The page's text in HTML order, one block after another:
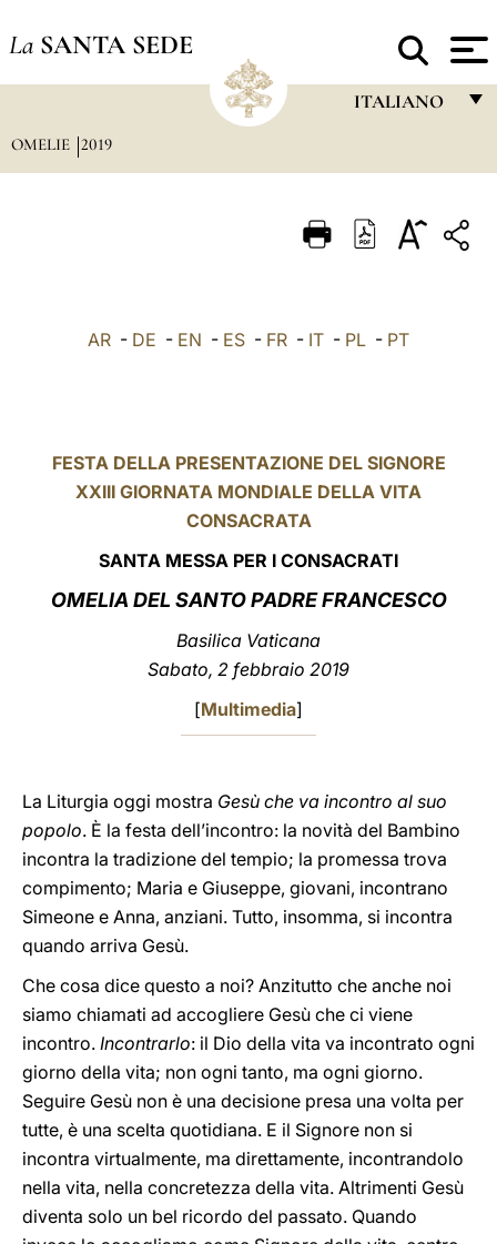
La SANTA SEDE
ITALIANO
ITALIANO
中文
OMELIE 2019
AR - DE - EN - ES - FR - IT - PL - PT
FESTA DELLA PRESENTAZIONE DEL SIGNORE
XXIII GIORNATA MONDIALE DELLA VITA
CONSACRATA
SANTA MESSA PER I CONSACRATI
OMELIA DEL SANTO PADRE FRANCESCO
Basilica Vaticana
Sabato, 2 febbraio 2019
[Multimedia]
La Liturgia oggi mostra Gesù che va incontro al suo
popolo. È la festa dell’incontro: la novità del Bambino
incontra la tradizione del tempio; la promessa trova
compimento; Maria e Giuseppe, giovani, incontrano
Simeone e Anna, anziani. Tutto, insomma, si incontra
quando arriva Gesù.
Che cosa dice questo a noi? Anzitutto che anche noi
siamo chiamati ad accogliere Gesù che ci viene
incontro. Incontrarlo: il Dio della vita va incontrato ogni
giorno della vita; non ogni tanto, ma ogni giorno.
Seguire Gesù non è una decisione presa una volta per
tutte, è una scelta quotidiana. E il Signore non si
incontra virtualmente, ma direttamente, incontrandolo
nella vita, nella concretezza della vita. Altrimenti Gesù
diventa solo un bel ricordo del passato. Quando